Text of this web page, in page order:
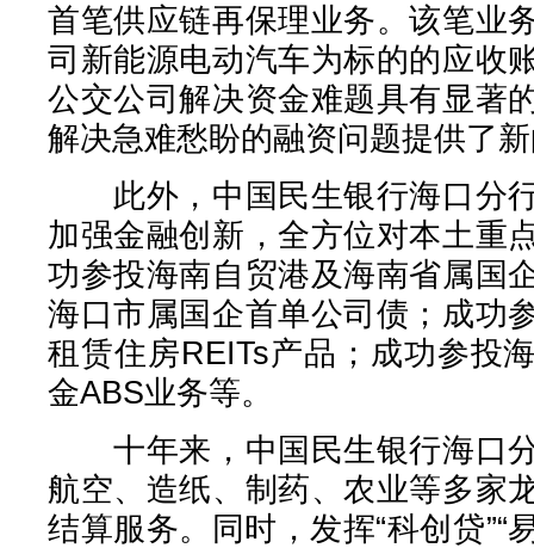
首笔供应链再保理业务。该笔业
司新能源电动汽车为标的的应收
公交公司解决资金难题具有显著
解决急难愁盼的融资问题提供了
此外，中国民生银行海口分
加强金融创新，全方位对本土重
功参投海南自贸港及海南省属国
海口市属国企首单公司债；成功
租赁住房REITs产品；成功参投
金ABS业务等。
十年来，中国民生银行海口
航空、造纸、制药、农业等多家
结算服务。同时，发挥“科创贷”“